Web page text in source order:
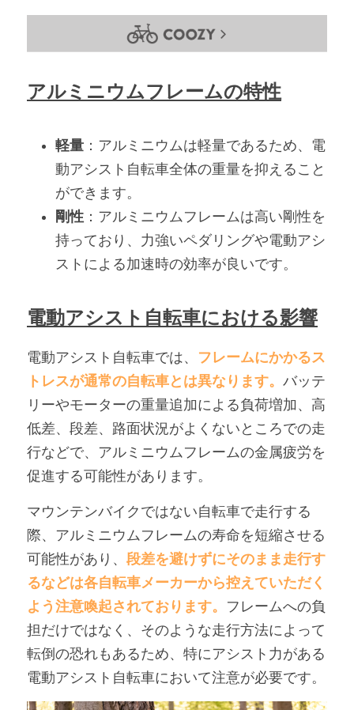
アルミニウムフレームの特性
軽量 ：アルミニウムは軽量であるため、電
動アシスト自転車全体の重量を抑えること
ができます。
剛性 ：アルミニウムフレームは高い剛性を
持っており、力強いペダリングや電動アシ
ストによる加速時の効率が良いです。
電動アシスト自転車における影響
電動アシスト自転車では、 フレームにかかるス
トレスが通常の自転車とは異なります。 バッテ
リーやモーターの重量追加による負荷増加、高
低差、段差、路面状況がよくないところでの走
行などで、アルミニウムフレームの金属疲労を
促進する可能性があります。
マウンテンバイクではない自転車で走行する
際、アルミニウムフレームの寿命を短縮させる
可能性があり、 段差を避けずにそのまま走行す
るなどは各自転車メーカーから控えていただく
よう注意喚起されております。 フレームへの負
担だけではなく、そのような走行方法によって
転倒の恐れもあるため、特にアシスト力がある
電動アシスト自転車において注意が必要です。